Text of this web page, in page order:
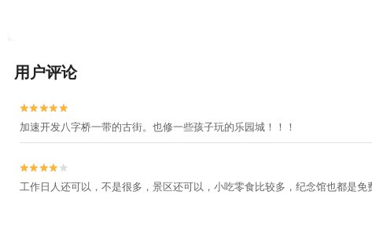
寺+宝石山造像+临安天目花海+三潭印月花港观鱼码头+杭州宋城
老虎岭遗址+西溪艺得美术馆+杭州灵山景区+灵隐飞来峰-凉亭+西
文化遗产馆+钱王陵园+飞来峰造像+西天目山风景区+西溪湿地董
假村+宫宴+天子地山野乐园-天空之镜1日游
用户评论


加速开发八字桥一带的古街。也修一些孩子玩的乐园城！！！


工作日人还可以，不是很多，景区还可以，小吃零食比较多，纪念馆也都是